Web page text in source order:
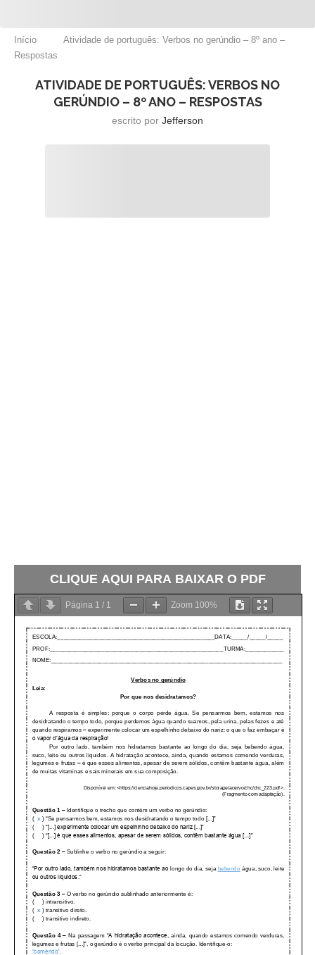
Início
Atividade de português: Verbos no gerúndio – 8º ano –
Respostas
ATIVIDADE DE PORTUGUÊS: VERBOS NO
GERÚNDIO – 8º ANO – RESPOSTAS
escrito por Jefferson
CLIQUE AQUI PARA BAIXAR O PDF
Página 1 / 1 Zoom 100%